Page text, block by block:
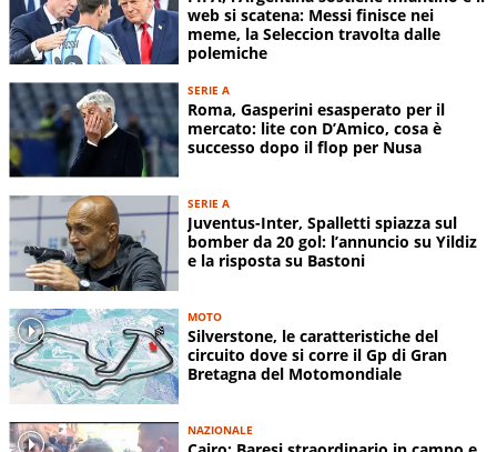
web si scatena: Messi finisce nei
meme, la Seleccion travolta dalle
polemiche
SERIE A
Roma, Gasperini esasperato per il
mercato: lite con D’Amico, cosa è
successo dopo il flop per Nusa
SERIE A
Juventus-Inter, Spalletti spiazza sul
bomber da 20 gol: l’annuncio su Yildiz
e la risposta su Bastoni
MOTO
Silverstone, le caratteristiche del
circuito dove si corre il Gp di Gran
Bretagna del Motomondiale
NAZIONALE